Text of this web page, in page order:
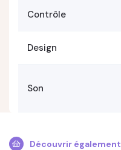
Contrôle
Design
Son
Découvrir également